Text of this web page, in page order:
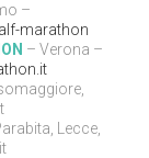
–
marathon
– Verona –
Lecce,